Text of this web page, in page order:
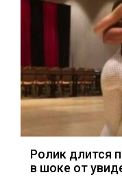
Ролик длится
в шоке от